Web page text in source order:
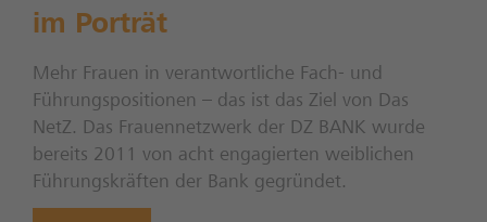
im Porträt
Mehr Frauen in verantwortliche Fach- und
Führungspositionen – das ist das Ziel von Das
NetZ. Das Frauennetzwerk der DZ BANK wurde
bereits 2011 von acht engagierten weiblichen
Führungskräften der Bank gegründet.